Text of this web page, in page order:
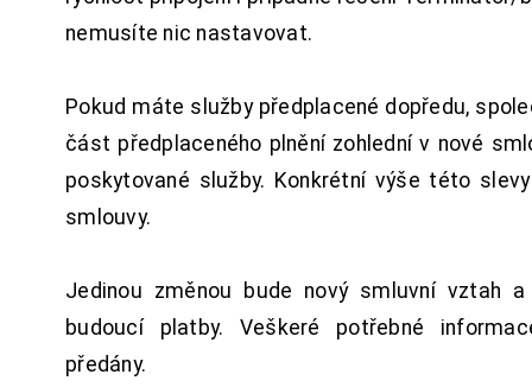
nemusíte nic nastavovat.
Pokud máte služby předplacené dopředu,
část předplaceného plnění zohlední v nové
poskytované služby. Konkrétní výše této
smlouvy.
Jedinou změnou bude nový smluvní vztah
budoucí platby. Veškeré potřebné
předány.